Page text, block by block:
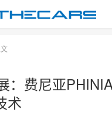
：费尼亚
术